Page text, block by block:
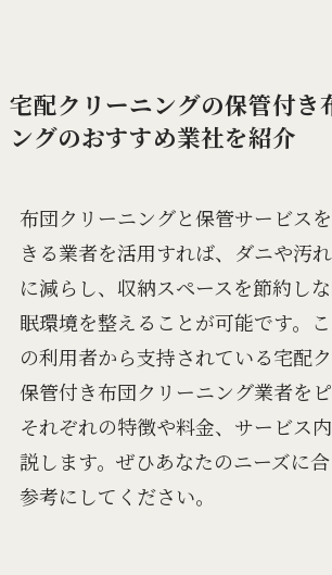
宅配クリーニングの保管付き
ングのおすすめ業社を紹介
布団クリーニングと保管サービス
きる業者を活用すれば、ダニや汚
に減らし、収納スペースを節約し
眠環境を整えることが可能です。
の利用者から支持されている宅配
保管付き布団クリーニング業者をピ
それぞれの特徴や料金、サービス
説します。ぜひあなたのニーズに
参考にしてください。